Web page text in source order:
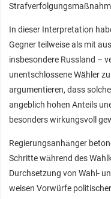
In dieser Interpretation
Gegner teilweise als mit
insbesondere Russland –
unentschlossene Wähler
argumentieren, dass
angeblich hohen Anteils
besonders wirkungsvoll
Regierungsanhänger
Schritte während des
Durchsetzung von Wahl-
weisen Vorwürfe